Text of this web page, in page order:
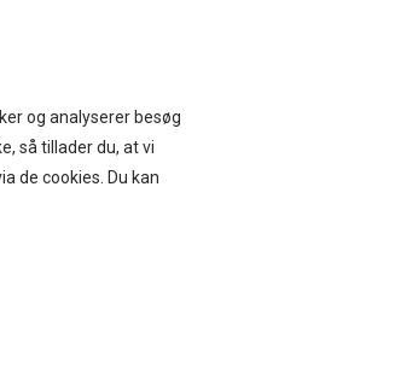
og analyserer besøg
så tillader du, at vi
de cookies. Du kan